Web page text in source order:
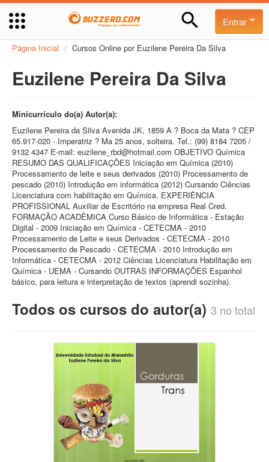
Entrar
Página Inicial / Cursos Online por Euzilene Pereira Da Silva
Euzilene Pereira Da Silva
Minicurrículo do(a) Autor(a):
Euzilene Pereira da Silva Avenida JK, 1859 A ? Boca da Mata ? CEP
65.917-020 - Imperatriz ? Ma 25 anos, solteira. Tel.: (99) 8184 7205 /
9132 4347 E-mail: euzilene_rbd@hotmail.com OBJETIVO Química
RESUMO DAS QUALIFICAÇÕES Iniciação em Química (2010)
Processamento de leite e seus derivados (2010) Processamento de
pescado (2010) Introdução em informática (2012) Cursando Ciências
Licenciatura com habilitação em Química. EXPERIÊNCIA
PROFISSIONAL Auxiliar de Escritório na empresa Real Cred.
FORMAÇÃO ACADÊMICA Curso Básico de Informática - Estação
Digital - 2009 Iniciação em Química - CETECMA - 2010
Processamento de Leite e seus Derivados - CETECMA - 2010
Processamento de Pescado - CETECMA - 2010 Introdução em
Informática - CETECMA - 2012 Ciências Licenciatura Habilitação em
Química - UEMA - Cursando OUTRAS INFORMAÇÕES Espanhol
básico, para leitura e interpretação de textos (aprendi sozinha).
Todos os cursos do autor(a) 3 no total